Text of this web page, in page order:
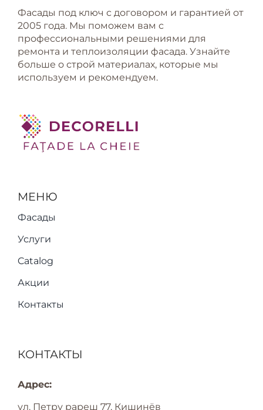
Фасады под ключ с договором и гарантией от
2005 года. Мы поможем вам с
профессиональными решениями для
ремонта и теплоизоляции фасада. Узнайте
больше о строй материалах, которые мы
используем и рекомендуем.
МЕНЮ
Фасады
Услуги
Catalog
Акции
Контакты
КОНТАКТЫ
Адрес:
ул. Петру рареш 77, Кишинёв